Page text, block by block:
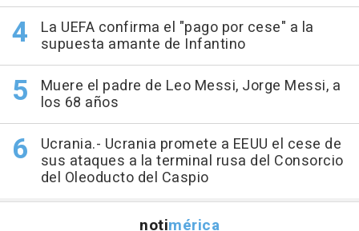
La UEFA confirma el "pago por cese" a la
supuesta amante de Infantino
Muere el padre de Leo Messi, Jorge Messi, a
los 68 años
Ucrania.- Ucrania promete a EEUU el cese de
sus ataques a la terminal rusa del Consorcio
del Oleoducto del Caspio
notimérica